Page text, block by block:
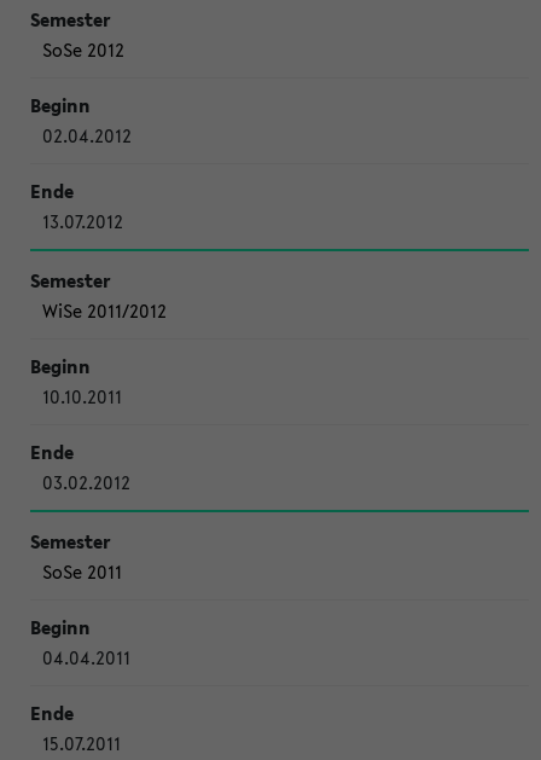
SoSe 2012
02.04.2012
13.07.2012
WiSe 2011/2012
10.10.2011
03.02.2012
SoSe 2011
04.04.2011
15.07.2011